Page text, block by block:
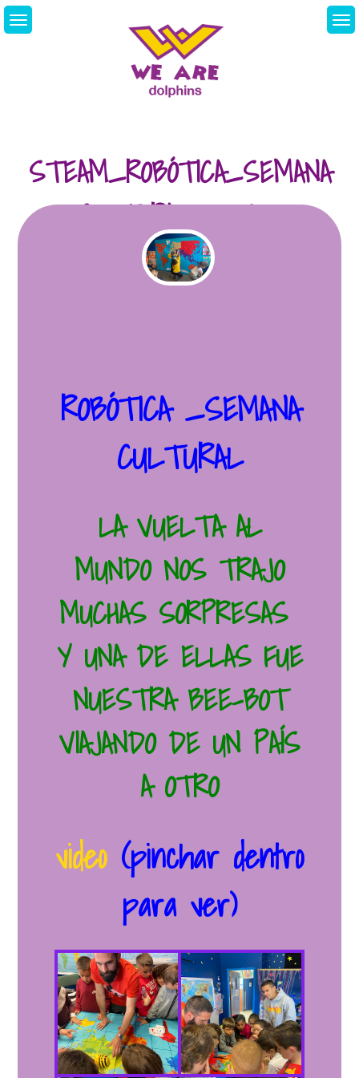
Skip
to
STEAM_ROBÓTICA_SEMANA
CULTURAL 2021/22
ROBÓTICA _SEMANA
CULTURAL
LA VUELTA AL
MUNDO NOS TRAJO
MUCHAS SORPRESAS
Y UNA DE ELLAS FUE
NUESTRA BEE-BOT
VIAJANDO DE UN PAÍS
A OTRO
video(pinchar dentro
para ver)